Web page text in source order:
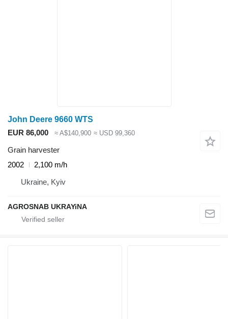
John Deere 9660 WTS
EUR 86,000
≈ A$140,900 ≈ USD 99,360
Grain harvester
2002
2,100 m/h
Ukraine, Kyiv
AGROSNAB UKRAYiNA